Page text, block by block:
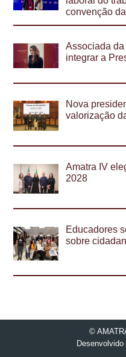
convenção
Associada da
integrar a
Nova
valorização
Amatra IV
2028
Educadores
sobre
©
Desenvolvido